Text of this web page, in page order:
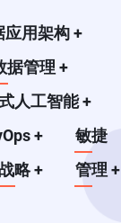
应用架构+
据管理+
人工智能+
+ 敏捷
略+ 管理+